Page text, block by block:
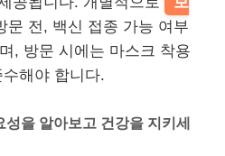
문 전, 백신 접종 가능 여부
, 방문 시에는 마스크 착용
해야 합니다.
성을 알아보고 건강을 지키세